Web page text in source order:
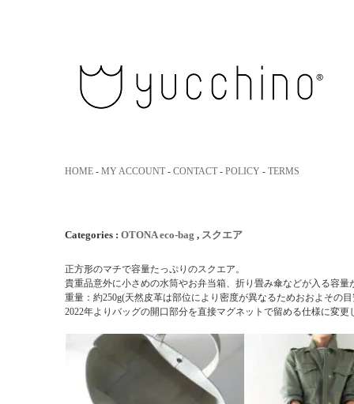
HOME - MY ACCOUNT - CONTACT - POLICY - TERMS
Categories : OTONA eco-bag , スクエア
正方形のマチで容量たっぷりのスクエア。
貴重品意外に小さめの水筒やお弁当箱、折り畳み傘などが入る容量
重量：約250g(天然皮革は部位により密度が異なるためおおよその目
2022年よりバッグの開口部分を直接マグネットで留める仕様に変更